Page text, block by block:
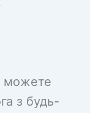
можете
з будь-